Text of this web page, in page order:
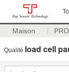
Maison
Qualité load cell